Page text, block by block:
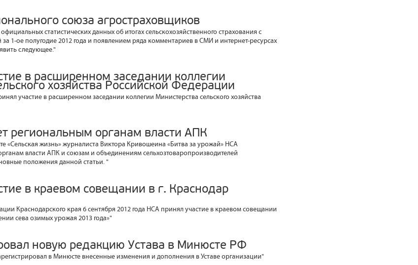
союза агростраховщиков
статистических данных об итогах сельскохозяйственного страхования с
1-ое полугодие 2012 года и появлением ряда комментариев в СМИ и интернет-ресурсах
следующее."
в расширенном заседании коллегии
хозяйства Российской Федерации
участие в расширенном заседании коллегии Министерства сельского хозяйства
региональным органам власти АПК
«Сельская жизнь» журналиста Виктора Кривошеина «Битва за урожай» НСА
власти АПК и союзам и объединениям сельхозтоваропроизводителей
положения данной статьи. "
в краевом совещании в г. Краснодар
Краснодарского края 6 сентября 2012 года НСА принял участие в краевом совещании
сева озимых урожая 2013 года»"
новую редакцию Устава в Минюсте РФ
в Минюсте внесенные изменения и дополнения в Уставе организации"